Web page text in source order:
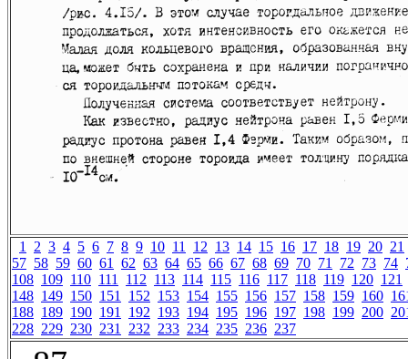
1 2 3 4 5 6 7 8 9 10 11 12 13 14 15 16 17 18 19 20 21
57 58 59 60 61 62 63 64 65 66 67 68 69 70 71 72 73 74
108 109 110 111 112 113 114 115 116 117 118 119 120 121
148 149 150 151 152 153 154 155 156 157 158 159 160
188 189 190 191 192 193 194 195 196 197 198 199 200
228 229 230 231 232 233 234 235 236 237